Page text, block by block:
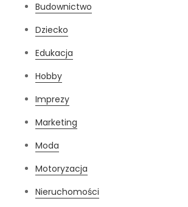
Budownictwo
Dziecko
Edukacja
Hobby
Imprezy
Marketing
Moda
Motoryzacja
Nieruchomości